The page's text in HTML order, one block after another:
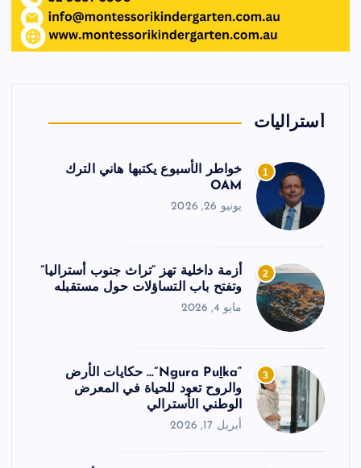
أستراليات
1
خواطر الأسبوع يكتبها هاني الترك
OAM
يونيو 26, 2026
2
أزمة داخلية تهز “تراث جنوب أستراليا”
وتفتح باب التساؤلات حول مستقبله
مايو 4, 2026
3
“Ngura Puḻka”… حكايات الأرض
والروح تعود للحياة في المعرض
الوطني الأسترالي
أبريل 17, 2026